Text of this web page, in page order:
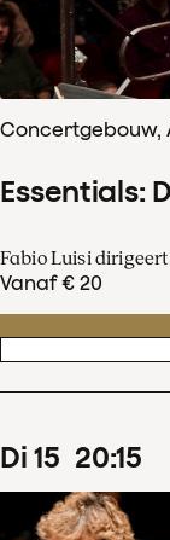
Concertgebouw,
Essentials:
Fabio Luisi
Vanaf € 20
di 15 20:15